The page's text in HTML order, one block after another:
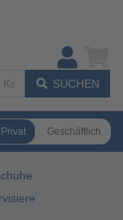
SUCHEN
Privat Geschäftlich